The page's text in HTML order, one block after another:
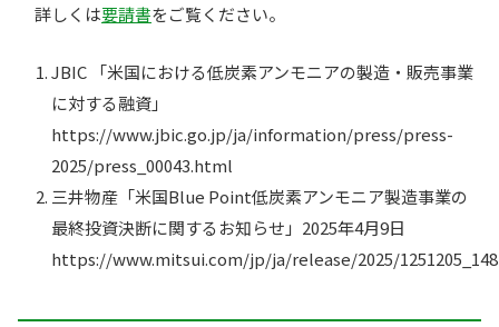
詳しくは要請書をご覧ください。
JBIC 「米国における低炭素アンモニアの製造・販売事業
に対する融資」
https://www.jbic.go.jp/ja/information/press/press-
2025/press_00043.html
三井物産「米国Blue Point低炭素アンモニア製造事業の
最終投資決断に関するお知らせ」2025年4月9日
https://www.mitsui.com/jp/ja/release/2025/